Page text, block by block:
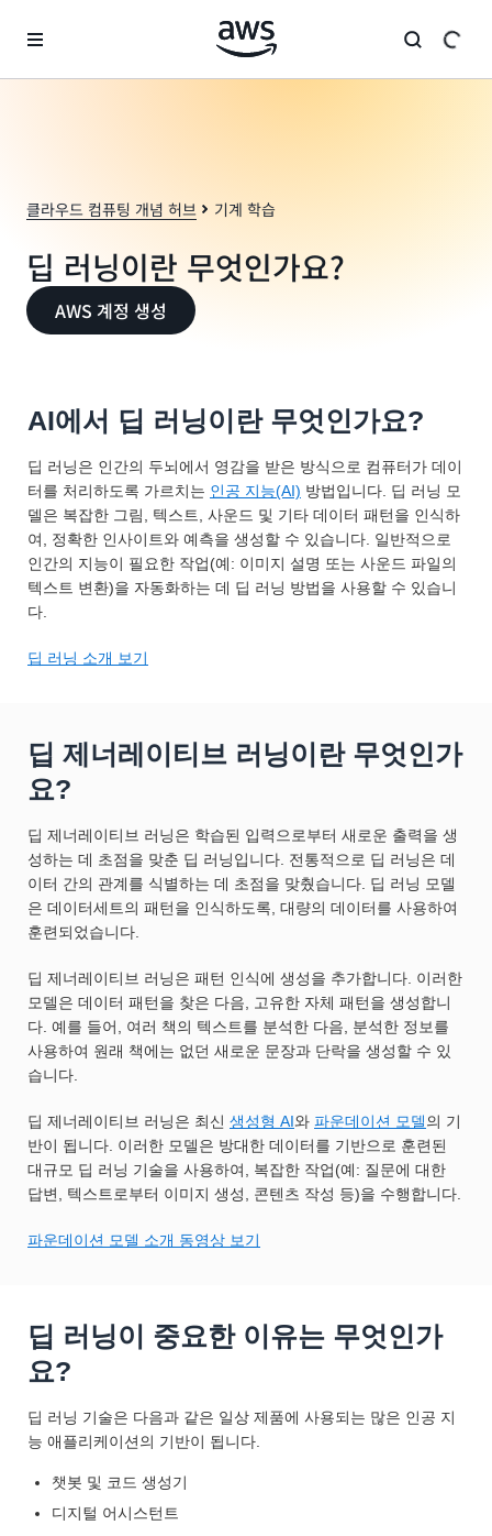
클라우드 컴퓨팅 개념 허브 기계 학습
딥 러닝이란 무엇인가요?
AWS 계정 생성
AI에서 딥 러닝이란 무엇인가요?
딥 러닝은 인간의 두뇌에서 영감을 받은 방식으로 컴퓨터가 데이
터를 처리하도록 가르치는 인공 지능(AI) 방법입니다. 딥 러닝 모
델은 복잡한 그림, 텍스트, 사운드 및 기타 데이터 패턴을 인식하
여, 정확한 인사이트와 예측을 생성할 수 있습니다. 일반적으로
인간의 지능이 필요한 작업(예: 이미지 설명 또는 사운드 파일의
텍스트 변환)을 자동화하는 데 딥 러닝 방법을 사용할 수 있습니
다.
딥 러닝 소개 보기
딥 제너레이티브 러닝이란 무엇인가
요?
딥 제너레이티브 러닝은 학습된 입력으로부터 새로운 출력을 생
성하는 데 초점을 맞춘 딥 러닝입니다. 전통적으로 딥 러닝은 데
이터 간의 관계를 식별하는 데 초점을 맞췄습니다. 딥 러닝 모델
은 데이터세트의 패턴을 인식하도록, 대량의 데이터를 사용하여
훈련되었습니다.
딥 제너레이티브 러닝은 패턴 인식에 생성을 추가합니다. 이러한
모델은 데이터 패턴을 찾은 다음, 고유한 자체 패턴을 생성합니
다. 예를 들어, 여러 책의 텍스트를 분석한 다음, 분석한 정보를
사용하여 원래 책에는 없던 새로운 문장과 단락을 생성할 수 있
습니다.
딥 제너레이티브 러닝은 최신 생성형 AI와 파운데이션 모델의 기
반이 됩니다. 이러한 모델은 방대한 데이터를 기반으로 훈련된
대규모 딥 러닝 기술을 사용하여, 복잡한 작업(예: 질문에 대한
답변, 텍스트로부터 이미지 생성, 콘텐츠 작성 등)을 수행합니다.
파운데이션 모델 소개 동영상 보기
딥 러닝이 중요한 이유는 무엇인가
요?
딥 러닝 기술은 다음과 같은 일상 제품에 사용되는 많은 인공 지
능 애플리케이션의 기반이 됩니다.
챗봇 및 코드 생성기
디지털 어시스턴트